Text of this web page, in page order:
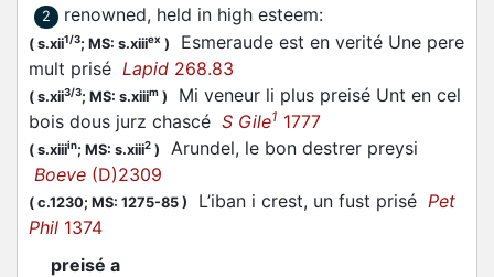
2 renowned, held in high esteem:
( s.xii1/3; MS: s.xiiiex )
Esmeraude est en verité Une pere
mult prisé Lapid 268.83
( s.xii3/3; MS: s.xiiim ) Mi veneur li plus preisé Unt en cel
bois dous jurz chascé S Gile1 1777
( s.xiiiin; MS: s.xiii2 ) Arundel, le bon destrer preysi
Boeve (D)2309
( c.1230; MS: 1275-85 ) L’iban i crest, un fust prisé Pet
Phil 1374
preisé a